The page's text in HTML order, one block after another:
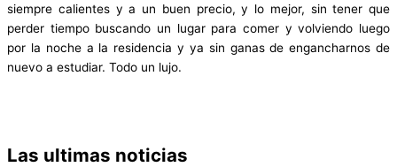
siempre calientes y a un buen precio, y lo mejor, sin tener que
perder tiempo buscando un lugar para comer y volviendo luego
por la noche a la residencia y ya sin ganas de engancharnos de
nuevo a estudiar. Todo un lujo.
Las ultimas noticias